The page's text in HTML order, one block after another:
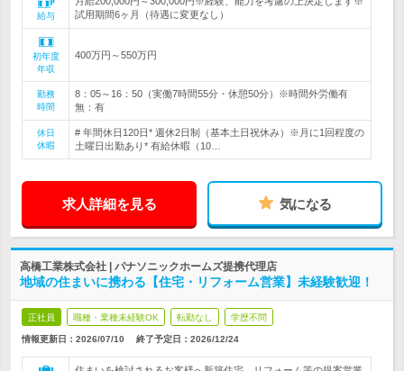
給与
試用期間6ヶ月（待遇に変更なし）
初年度
年収
400万円～550万円
勤務
時間
8：05～16：50（実働7時間55分・休憩50分）※時間外労働有
無：有
休日
休暇
# 年間休日120日* 週休2日制（基本土日祝休み）※月に1回程度の
土曜日出勤あり* 有給休暇（10…
求人詳細を見る 気になる
高橋工業株式会社 | パナソニックホームズ提携代理店
地域の住まいに携わる【住宅・リフォーム営業】未経験歓迎！
正社員 職種・業種未経験OK 転勤なし 学歴不問
情報更新日：2026/07/10 終了予定日： 2026/12/24